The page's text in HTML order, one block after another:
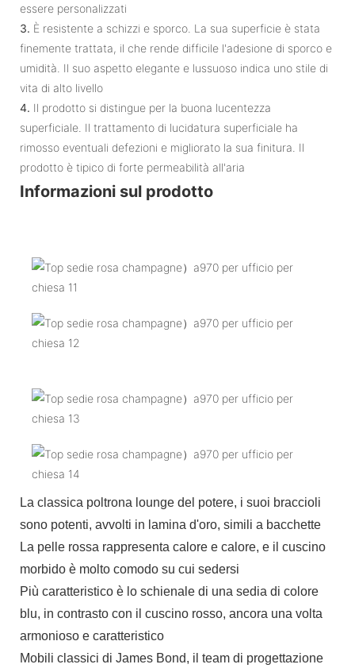
essere personalizzati
3. È resistente a schizzi e sporco. La sua superficie è stata
finemente trattata, il che rende difficile l'adesione di sporco e
umidità. Il suo aspetto elegante e lussuoso indica uno stile di
vita di alto livello
4. Il prodotto si distingue per la buona lucentezza
superficiale. Il trattamento di lucidatura superficiale ha
rimosso eventuali defezioni e migliorato la sua finitura. Il
prodotto è tipico di forte permeabilità all'aria
Informazioni sul prodotto
La classica poltrona lounge del potere, i suoi braccioli
sono potenti, avvolti in lamina d'oro, simili a bacchette
La pelle rossa rappresenta calore e calore, e il cuscino
morbido è molto comodo su cui sedersi
Più caratteristico è lo schienale di una sedia di colore
blu, in contrasto con il cuscino rosso, ancora una volta
armonioso e caratteristico
Mobili classici di James Bond, il team di progettazione